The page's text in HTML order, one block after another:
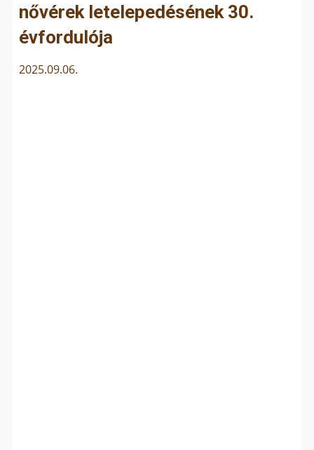
nővérek letelepedésének 30.
évfordulója
2025.09.06.